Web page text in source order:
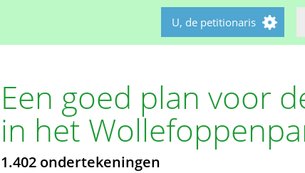
U, de petitionaris
Een goed plan voor
in het
1.402 ondertekeningen